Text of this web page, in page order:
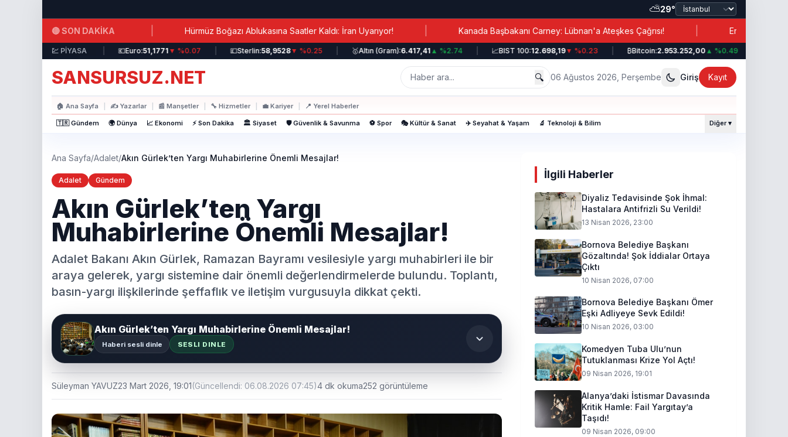
⛅29°
🔴 SON DAKİKA
Su Verildi! | Hürmüz Boğazı Ablukasına Saatler Kaldı: İran Uyarıyor! | Kanada Başbakanı Carney: Lübnan'a Ateşkes Çağrısı! | Erdoğan’dan İran’a İşbirliği
💹 PİYASA
▲ %0.19 | Euro:51,1771▼ %0.07 | Sterlin:58,9528▼ %0.25 | Altın (Gram):6.417,41▲ %2.74 | BIST 100:12.698,19▼ %0.23 | Bitcoin:2.953.252,00▲ %0.49 |
SANSURSUZ.NET 🔍 06 Ağustos 2026, Perşembe Giriş Kayıt
🏠 Ana Sayfa ✍️Yazarlar 📰 Manşetler 🔧 Hizmetler 💼 Kariyer 📍 Yerel Haberler
🇹🇷 Gündem 🌍 Dünya 📈 Ekonomi ⚡ Son Dakika 🏛️ Siyaset 🛡️ Güvenlik & Savunma ⚽ Spor 🎭 Kültür & Sanat ✈️ Seyahat & Yaşam 🔬 Teknoloji & Bilim Diğer ▾
Ana Sayfa/Adalet/Akın Gürlek’ten Yargı Muhabirlerine Önemli Mesajlar!
Adalet Gündem
Akın Gürlek’ten Yargı
Muhabirlerine Önemli Mesajlar!
Adalet Bakanı Akın Gürlek, Ramazan Bayramı vesilesiyle yargı muhabirleri ile bir
araya gelerek, yargı sistemine dair önemli değerlendirmelerde bulundu. Toplantı,
basın-yargı ilişkilerinde şeffaflık ve iletişim vurgusuyla dikkat çekti.
Akın Gürlek’ten Yargı Muhabirlerine Önemli Mesajlar!
Haberi sesli dinle SESLI DINLE
Süleyman YAVUZ23 Mart 2026, 19:01(Güncellendi: 06.08.2026 07:45)4 dk okuma252 görüntüleme
İlgili Haberler
Diyaliz Tedavisinde Şok İhmal:
Hastalara Antifrizli Su Verildi!
13 Nisan 2026, 23:00
Bornova Belediye Başkanı
Gözaltında! Şok İddialar Ortaya
Çıktı
10 Nisan 2026, 07:00
Bornova Belediye Başkanı Ömer
Eşki Adliyeye Sevk Edildi!
10 Nisan 2026, 03:00
Komedyen Tuba Ulu’nun
Tutuklanması Krize Yol Açtı!
09 Nisan 2026, 19:01
Alanya’daki İstismar Davasında
Kritik Hamle: Fail Yargıtay’a
Taşıdı!
09 Nisan 2026, 09:00